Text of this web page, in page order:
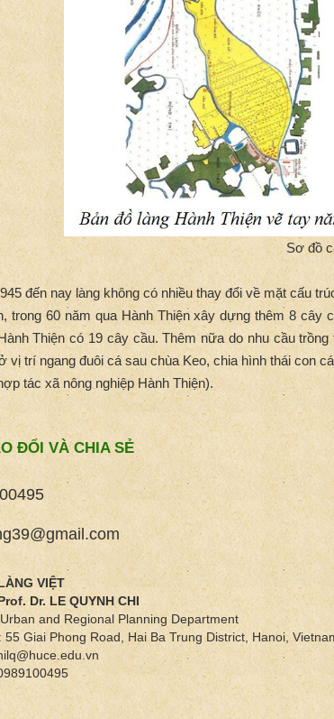
Sơ đồ
đến nay làng không có nhiều thay đổi về mặt cấu
trong 60 năm qua Hành Thiện xây dựng thêm 8
Thiện có 19 cây cầu. Thêm nữa do nhu cầu
vị trí ngang đuôi cá sau chùa Keo, chia hình thái con
tác xã nông nghiệp Hành Thiện).
ĐỔI VÀ CHIA SẺ
VIỆT
Dr.LE QUYNH CHI
and Regional Planning Department
55 Giai Phong Road, Hai Ba Trung District, Hanoi,